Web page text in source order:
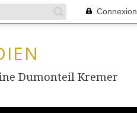
Connexion
Dumonteil Kremer